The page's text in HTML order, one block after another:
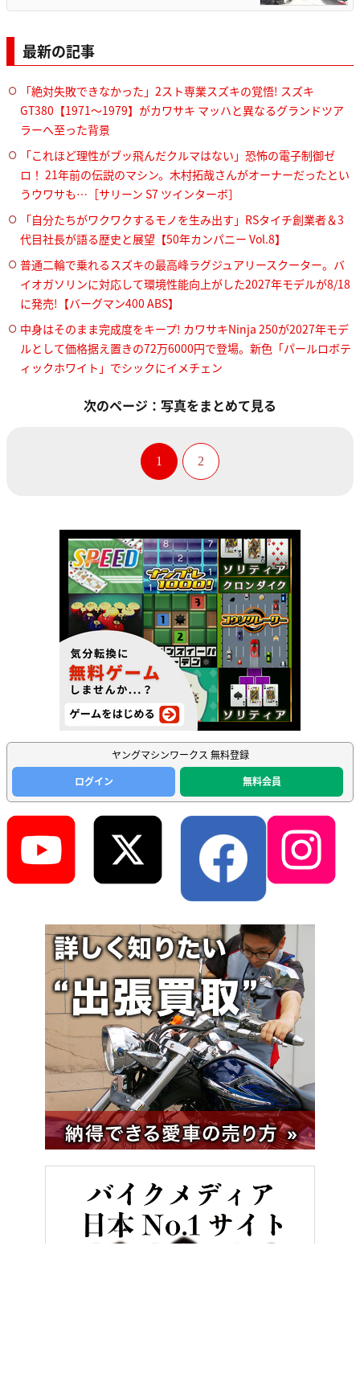
最新の記事
「絶対失敗できなかった」2スト専業スズキの覚悟! スズキ
GT380【1971～1979】がカワサキ マッハと異なるグランドツア
ラーへ至った背景
「これほど理性がブッ飛んだクルマはない」恐怖の電子制御ゼ
ロ！ 21年前の伝説のマシン。木村拓哉さんがオーナーだったとい
うウワサも…［サリーン S7 ツインターボ］
「自分たちがワクワクするモノを生み出す」RSタイチ創業者＆3
代目社長が語る歴史と展望【50年カンパニー Vol.8】
普通二輪で乗れるスズキの最高峰ラグジュアリースクーター。バ
イオガソリンに対応して環境性能向上がした2027年モデルが8/18
に発売!【バーグマン400 ABS】
中身はそのまま完成度をキープ! カワサキNinja 250が2027年モデ
ルとして価格据え置きの72万6000円で登場。新色「パールロボテ
ィックホワイト」でシックにイメチェン
次のページ：写真をまとめて見る
1 2
ヤングマシンワークス 無料登録
ログイン
無料会員